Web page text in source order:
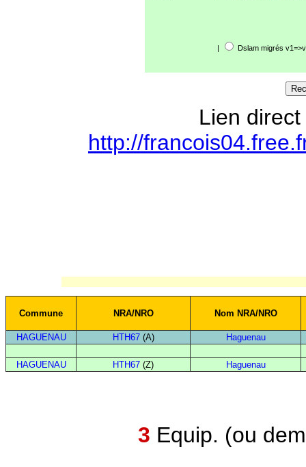
| Dslam migrés
Lien
http://
Commune NRA/NRO Nom NRA/NRO
HAGUENAU HTH67(A) Haguenau
HAGUENAU HTH67 (Z) Haguenau
3 Equip. (ou